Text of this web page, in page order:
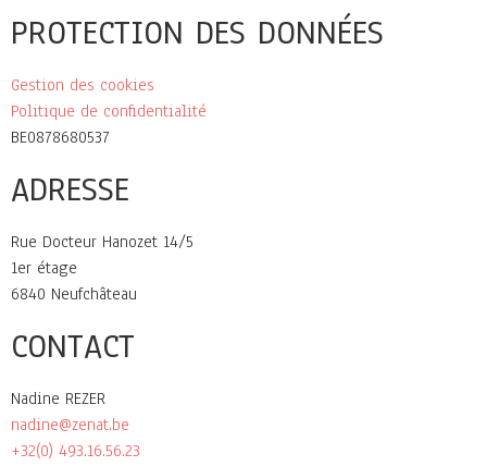
PROTECTION DES DONNÉES
Gestion des cookies
Politique de confidentialité
BE0878680537
ADRESSE
Rue Docteur Hanozet 14/5
1er étage
6840 Neufchâteau
CONTACT
Nadine REZER
nadine@zenat.be
+32(0) 493.16.56.23